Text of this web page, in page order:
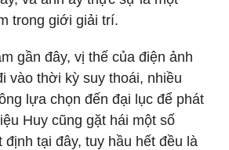
trong giới giải trí.
gần đây, vị thế của điện ảnh
vào thời kỳ suy thoái, nhiều
lựa chọn đến đại lục để phát
Huy cũng gặt hái một số
định tại đây, tuy hầu hết đều là